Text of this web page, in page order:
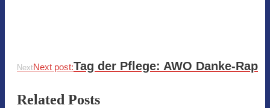
NextNext post:Tag der Pflege: AWO Danke-Rap
Related Posts